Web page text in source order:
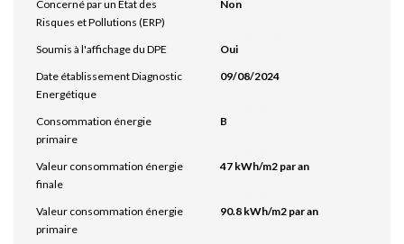
Concerné par un Etat des
Risques et Pollutions (ERP)
Non
Soumis à l'affichage du DPE
Oui
Date établissement Diagnostic
Energétique
09/08/2024
Consommation énergie
primaire
B
Valeur consommation énergie
finale
47 kWh/m2 par an
Valeur consommation énergie
primaire
90.8 kWh/m2 par an